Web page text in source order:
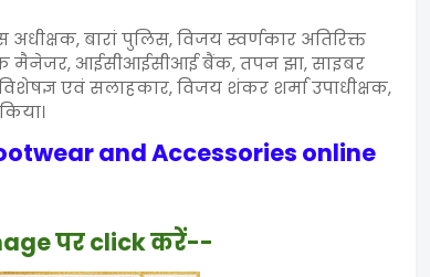
बारां पुलिस, विजय स्वर्णकार अतिरिक्त
मैनेजर, आईसीआईसीआई बैंक, तपन झा, साइबर
एवं सलाहकार, विजय शंकर शर्मा उपाधीक्षक,
and Accessories online
पर click करें--